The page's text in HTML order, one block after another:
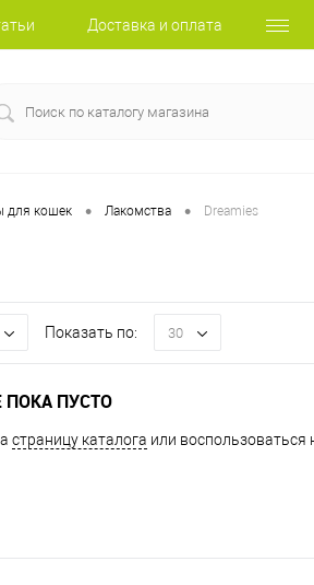
Доставка и оплата
для кошек • Лакомства • Dreamies
Показать по: 30
ПУСТО
страницу каталога или воспользоваться